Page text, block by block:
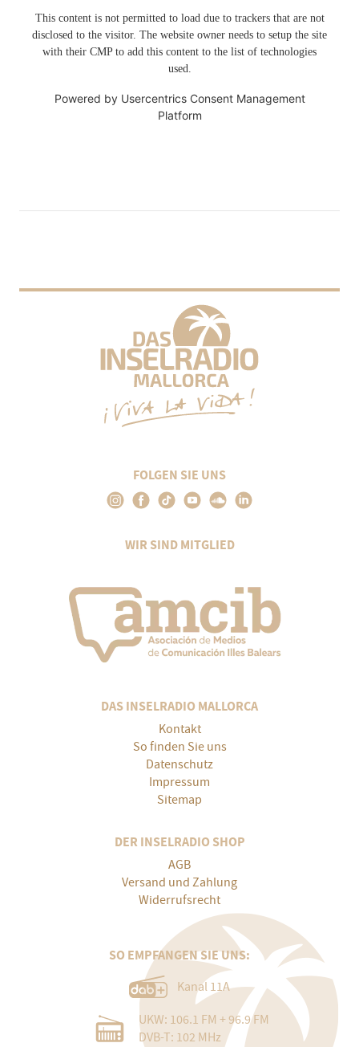
This content is not permitted to load due to trackers that are not
disclosed to the visitor. The website owner needs to setup the site
with their CMP to add this content to the list of technologies
used.
Powered by Usercentrics Consent Management
Platform
FOLGEN SIE UNS
WIR SIND MITGLIED
DAS INSELRADIO MALLORCA
Kontakt
So finden Sie uns
Datenschutz
Impressum
Sitemap
DER INSELRADIO SHOP
AGB
Versand und Zahlung
Widerrufsrecht
SO EMPFANGEN SIE UNS:
Kanal 11A
UKW: 106.1 FM + 96.9 FM
DVB-T: 102 MHz